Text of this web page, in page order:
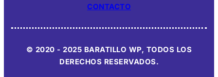
CONTACTO
© 2020 - 2025 BARATILLO WP, TODOS LOS
DERECHOS RESERVADOS.